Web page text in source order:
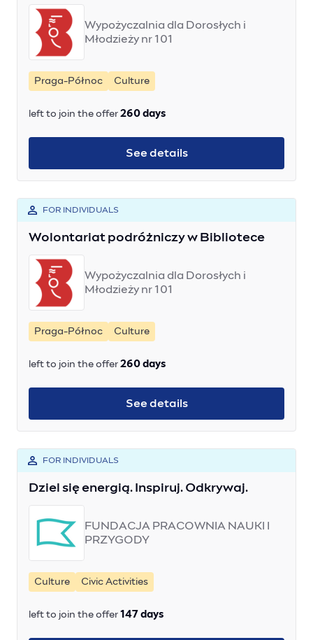
Wypożyczalnia dla Dorosłych i
Młodzieży nr 101
Praga-Północ Culture
left to join the offer 260 days
See details
FOR INDIVIDUALS
Wolontariat podróżniczy w Bibliotece
Wypożyczalnia dla Dorosłych i
Młodzieży nr 101
Praga-Północ Culture
left to join the offer 260 days
See details
FOR INDIVIDUALS
Dziel się energią. Inspiruj. Odkrywaj.
FUNDACJA PRACOWNIA NAUKI I
PRZYGODY
Culture Civic Activities
left to join the offer 147 days